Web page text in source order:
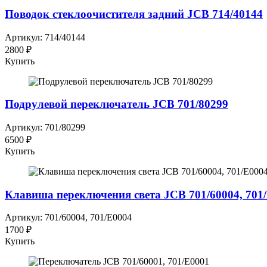
Поводок стеклоочистителя задний JCB 714/40144
Артикул: 714/40144
2800 ₽
Купить
Подрулевой переключатель JCB 701/80299
Артикул: 701/80299
6500 ₽
Купить
Клавиша переключения света JCB 701/60004,
Артикул: 701/60004, 701/E0004
1700 ₽
Купить